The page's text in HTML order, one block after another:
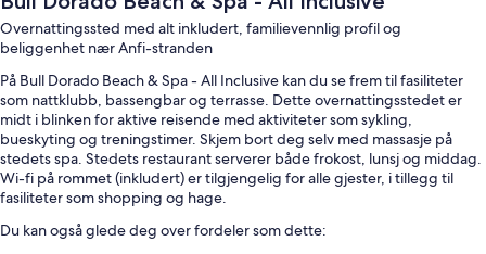
Overnattingssted med alt inkludert, familievennlig profil og
beliggenhet nær Anfi-stranden
På Bull Dorado Beach & Spa - All Inclusive kan du se frem til fasiliteter
som nattklubb, bassengbar og terrasse. Dette overnattingsstedet er
midt i blinken for aktive reisende med aktiviteter som sykling,
bueskyting og treningstimer. Skjem bort deg selv med massasje på
stedets spa. Stedets restaurant serverer både frokost, lunsj og middag.
Wi-fi på rommet (inkludert) er tilgjengelig for alle gjester, i tillegg til
fasiliteter som shopping og hage.
Du kan også glede deg over fordeler som dette: